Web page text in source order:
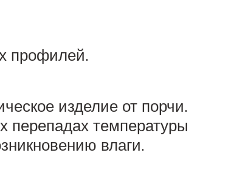
профилей.
изделие от порчи.
перепадах температуры
влаги.